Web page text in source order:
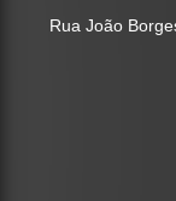
Rua João